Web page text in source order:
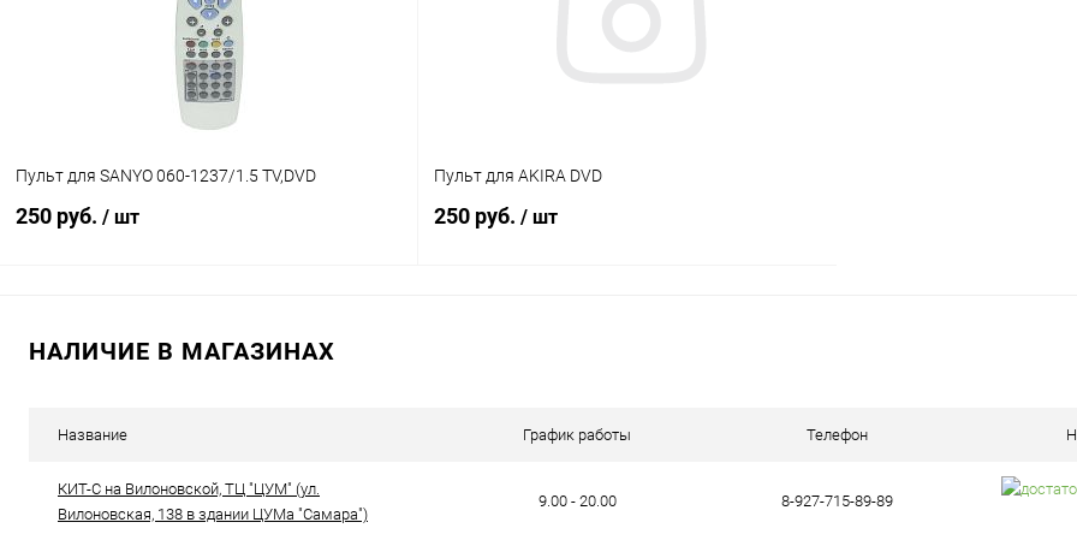
Пульт для SANYO 060-1237/1.5 TV,DVD
250 руб. / шт
Пульт для AKIRA DVD
250 руб. / шт
НАЛИЧИЕ В МАГАЗИНАХ
Название График работы Телефон
КИТ-С на Вилоновской, ТЦ "ЦУМ" (ул.
Вилоновская, 138 в здании ЦУМа "Самара")
9.00 - 20.00 8-927-715-89-89